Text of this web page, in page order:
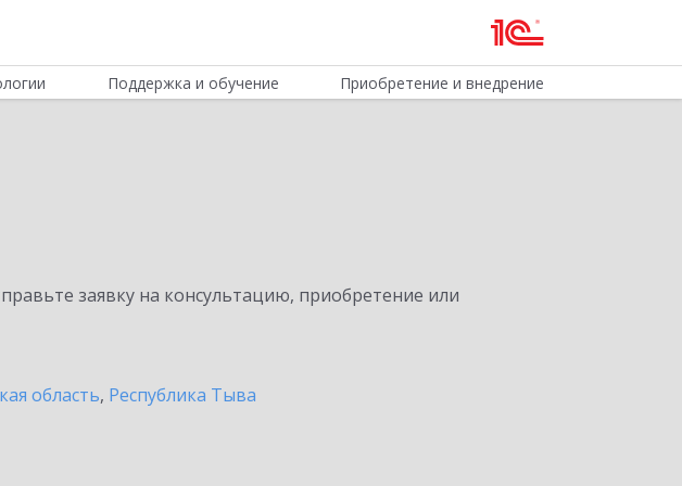
Поддержка и обучение Приобретение и внедрение
заявку на консультацию, приобретение или
область, Республика Тыва